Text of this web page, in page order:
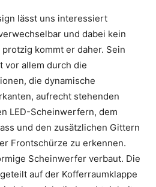
lässt uns interessiert
und dabei kein
kommt er daher. Sein
vor allem durch die
die dynamische
aufrecht stehenden
LED-Scheinwerfern, dem
und den zusätzlichen Gittern
Frontschürze zu erkennen.
Scheinwerfer verbaut. Die
auf der Kofferraumklappe